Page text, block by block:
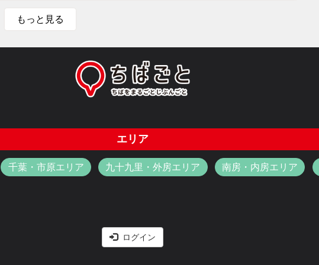
もっと見る
エリア
千葉・市原エリア 九十九里・外房エリア 南房・内房エリア
ログイン